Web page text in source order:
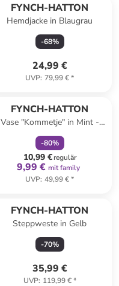
FYNCH-HATTON
Hemdjacke in Blaugrau
-68%
24,99 €
UVP: 79,99 €*
FYNCH-HATTON
Vase "Kommetje" in Mint -
(H)17 x Ø 14 cm
-80%
10,99 €regulär
9,99 € mit family
UVP: 49,99 €*
FYNCH-HATTON
Steppweste in Gelb
-70%
35,99 €
UVP: 119,99 €*